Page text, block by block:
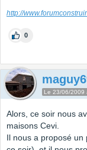
http://
0
Le 23/06/2009
Alors, ce soir nous
maisons Cevi.
Il nous a proposé